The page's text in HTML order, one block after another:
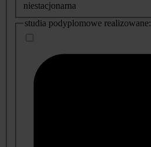
niestacjonarna
studia podyplomowe realizowane: